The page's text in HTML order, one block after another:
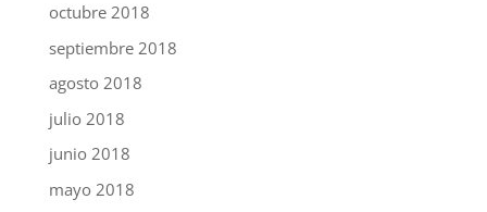
octubre 2018
septiembre 2018
agosto 2018
julio 2018
junio 2018
mayo 2018